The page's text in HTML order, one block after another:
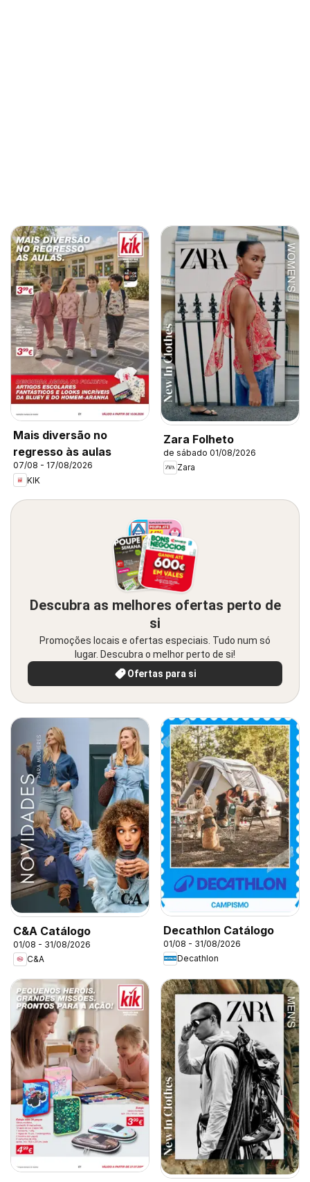
Mais diversão no
regresso às aulas
07/08 - 17/08/2026
KIK
Zara Folheto
de sábado 01/08/2026
Zara
Descubra as melhores ofertas perto de
si
Promoções locais e ofertas especiais. Tudo num só
lugar. Descubra o melhor perto de si!
Ofertas para si
C&A Catálogo
01/08 - 31/08/2026
C&A
Decathlon Catálogo
01/08 - 31/08/2026
Decathlon